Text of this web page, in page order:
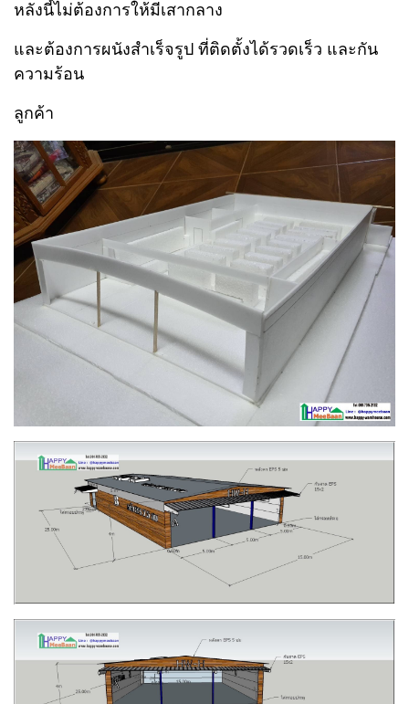
หลังนี้ไม่ต้องการให้มีเสากลาง
และต้องการผนังสำเร็จรูป ที่ติดตั้งได้รวดเร็ว และกัน
ความร้อน
ลูกค้า